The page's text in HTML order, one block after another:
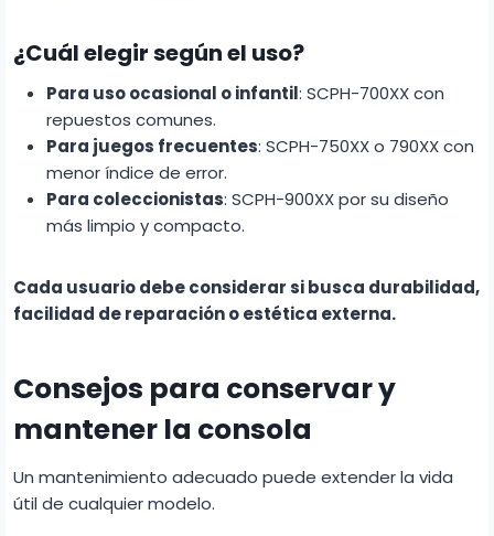
¿Cuál elegir según el uso?
Para uso ocasional o infantil: SCPH-700XX con
repuestos comunes.
Para juegos frecuentes: SCPH-750XX o 790XX con
menor índice de error.
Para coleccionistas: SCPH-900XX por su diseño
más limpio y compacto.
Cada usuario debe considerar si busca durabilidad,
facilidad de reparación o estética externa.
Consejos para conservar y
mantener la consola
Un mantenimiento adecuado puede extender la vida
útil de cualquier modelo.